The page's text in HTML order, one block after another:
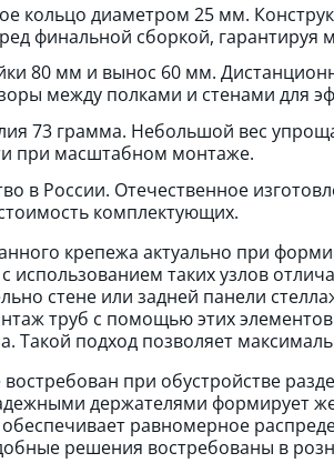
кольцо диаметром 25 мм.
финальной сборкой, гарантируя
80 мм и вынос 60 мм.
между полками и стенами для
73 грамма. Небольшой вес
при масштабном монтаже.
в России. Отечественное
комплектующих.
крепежа актуально при
использованием таких узлов
стене или задней панели
труб с помощью этих
Такой подход позволяет
при обустройстве
держателями формирует
равномерное
решения востребованы в